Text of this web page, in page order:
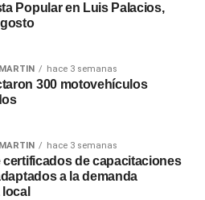
de organismos «en algunos
bastará con la decisión de cada
despidos,
más no tiene razón de ser
sueldo con sus impuestos».
Popular en Luis Palacios,
hace 3 semanas
300 motovehículos
hace 3 semanas
certificados de capacitaciones
a la demanda